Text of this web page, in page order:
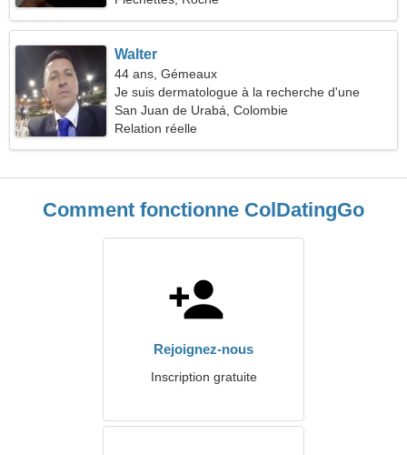
Walter
44 ans, Gémeaux
Je suis dermatologue à la recherche d'une
femme romantique
San Juan de Urabá, Colombie
Relation réelle
Comment fonctionne ColDatingGo
Rejoignez-nous
Inscription gratuite